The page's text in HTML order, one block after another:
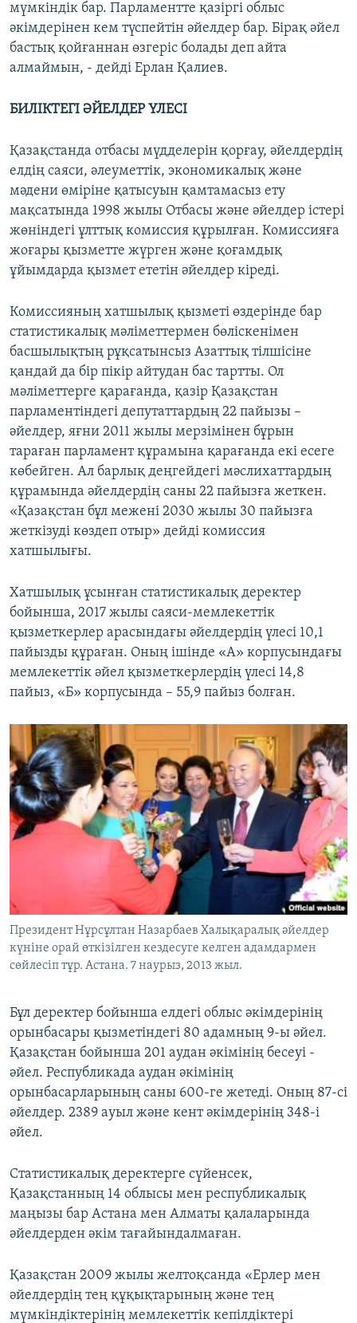
мүмкіндік бар. Парламентте қазіргі облыс
әкімдерінен кем түспейтін әйелдер бар. Бірақ әйел
бастық қойғаннан өзгеріс болады деп айта
алмаймын, - дейді Ерлан Қалиев.
БИЛІКТЕГІ ӘЙЕЛДЕР ҮЛЕСІ
Қазақстанда отбасы мүдделерін қорғау, әйелдердің
елдің саяси, әлеуметтік, экономикалық және
мәдени өміріне қатысуын қамтамасыз ету
мақсатында 1998 жылы Отбасы және әйелдер істері
жөніндегі ұлттық комиссия құрылған. Комиссияға
жоғары қызметте жүрген және қоғамдық
ұйымдарда қызмет ететін әйелдер кіреді.
Комиссияның хатшылық қызметі өздерінде бар
статистикалық мәліметтермен бөліскенімен
басшылықтың рұқсатынсыз Азаттық тілшісіне
қандай да бір пікір айтудан бас тартты. Ол
мәліметтерге қарағанда, қазір Қазақстан
парламентіндегі депутаттардың 22 пайызы –
әйелдер, яғни 2011 жылы мерзімінен бұрын
тараған парламент құрамына қарағанда екі есеге
көбейген. Ал барлық деңгейдегі мәслихаттардың
құрамында әйелдердің саны 22 пайызға жеткен.
«Қазақстан бұл межені 2030 жылы 30 пайызға
жеткізуді көздеп отыр» дейді комиссия
хатшылығы.
Хатшылық ұсынған статистикалық деректер
бойынша, 2017 жылы саяси-мемлекеттік
қызметкерлер арасындағы әйелдердің үлесі 10,1
пайызды құраған. Оның ішінде «А» корпусындағы
мемлекеттік әйел қызметкерлердің үлесі 14,8
пайыз, «Б» корпусында – 55,9 пайыз болған.
Президент Нұрсұлтан Назарбаев Халықаралық әйелдер
күніне орай өткізілген кездесуге келген адамдармен
сөйлесіп тұр. Астана. 7 наурыз, 2013 жыл.
Бұл деректер бойынша елдегі облыс әкімдерінің
орынбасары қызметіндегі 80 адамның 9-ы әйел.
Қазақстан бойынша 201 аудан әкімінің бесеуі -
әйел. Республикада аудан әкімінің
орынбасарларының саны 600-ге жетеді. Оның 87-сі
әйелдер. 2389 ауыл және кент әкімдерінің 348-і
әйел.
Статистикалық деректерге сүйенсек,
Қазақстанның 14 облысы мен республикалық
маңызы бар Астана мен Алматы қалаларында
әйелдерден әкім тағайындалмаған.
Қазақстан 2009 жылы желтоқсанда «Ерлер мен
әйелдердің тең құқықтарының және тең
мүмкіндіктерінің мемлекеттік кепілдіктері